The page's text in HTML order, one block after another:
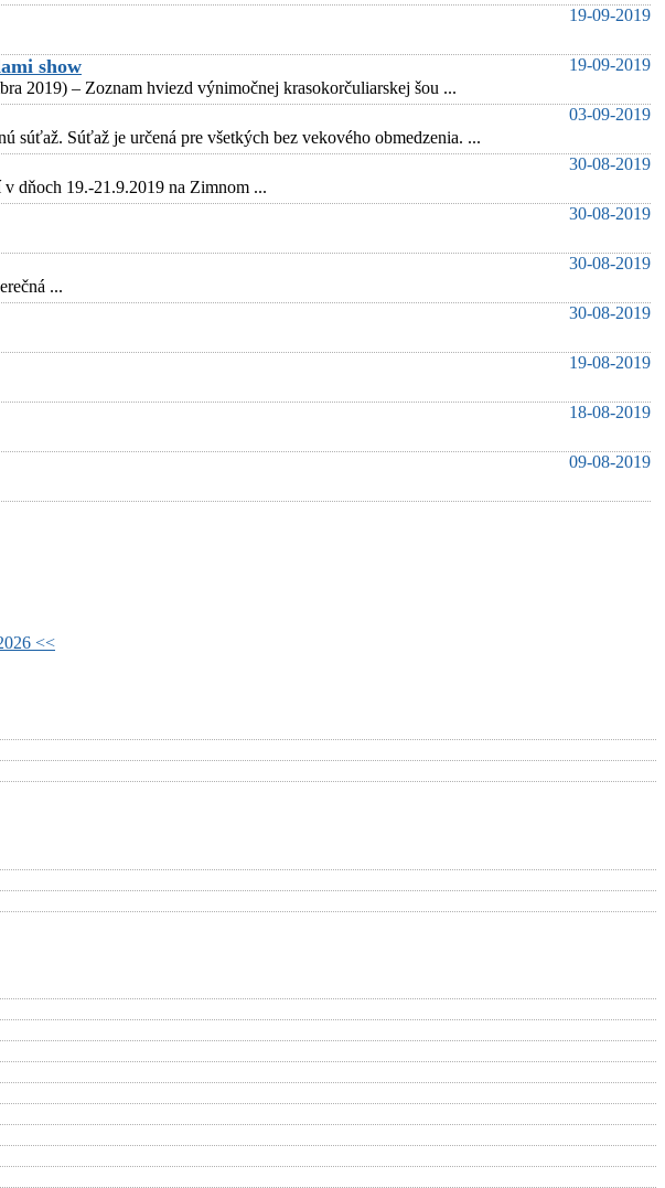
19-09-2019
show
19-09-2019
2019) – Zoznam hviezd výnimočnej krasokorčuliarskej šou ...
03-09-2019
Súťaž je určená pre všetkých bez vekového obmedzenia. ...
30-08-2019
dňoch 19.-21.9.2019 na Zimnom ...
30-08-2019
30-08-2019
...
30-08-2019
19-08-2019
18-08-2019
09-08-2019
<<